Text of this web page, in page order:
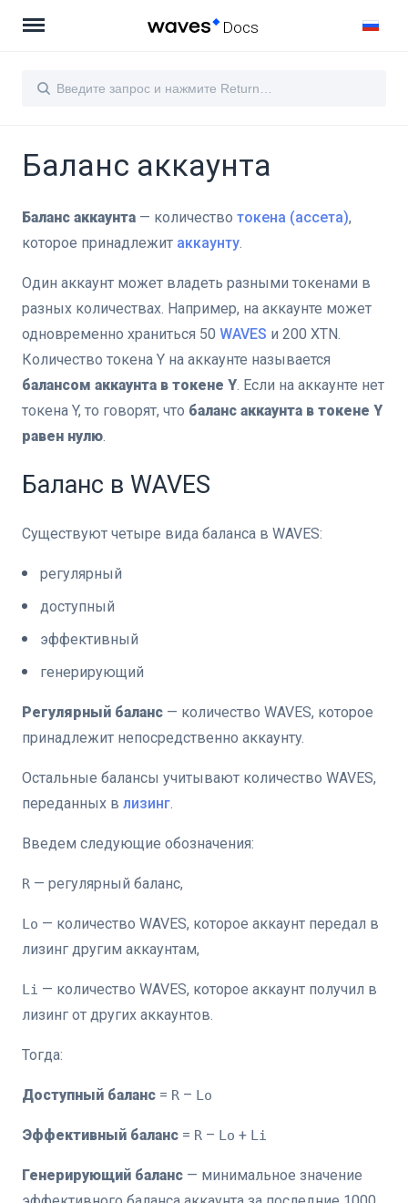
Docs
Баланс аккаунта
Баланс аккаунта — количество токена (ассета),
которое принадлежит аккаунту.
Один аккаунт может владеть разными токенами в
разных количествах. Например, на аккаунте может
одновременно храниться 50 WAVES и 200 XTN.
Количество токена Y на аккаунте называется
балансом аккаунта в токене Y. Если на аккаунте нет
токена Y, то говорят, что баланс аккаунта в токене Y
равен нулю.
Баланс в WAVES
Существуют четыре вида баланса в WAVES:
регулярный
доступный
эффективный
генерирующий
Регулярный баланс — количество WAVES, которое
принадлежит непосредственно аккаунтy.
Остальные балансы учитывают количество WAVES,
переданных в лизинг.
Введем следующие обозначения:
R — регулярный баланс,
Lo — количество WAVES, которое аккаунт передал в
лизинг другим аккаунтам,
Li — количество WAVES, которое аккаунт получил в
лизинг от других аккаунтов.
Тогда:
Доступный баланс = R – Lo
Эффективный баланс = R – Lo + Li
Генерирующий баланс — минимальное значение